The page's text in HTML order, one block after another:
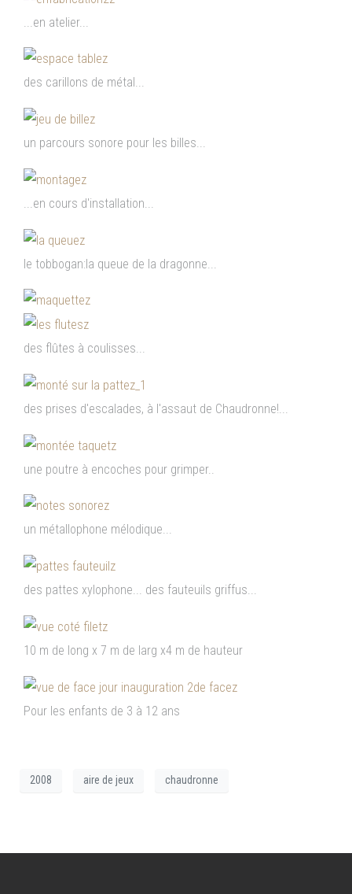
...en atelier...
des carillons de métal...
un parcours sonore pour les billes...
...en cours d'installation...
le tobbogan:la queue de la dragonne...
des flûtes à coulisses...
des prises d'escalades, à l'assaut de Chaudronne!...
une poutre à encoches pour grimper..
un métallophone mélodique...
des pattes xylophone... des fauteuils griffus...
10 m de long x 7 m de larg x4 m de hauteur
Pour les enfants de 3 à 12 ans
2008 aire de jeux chaudronne